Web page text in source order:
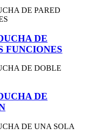
DE
FUNCIONES
DE